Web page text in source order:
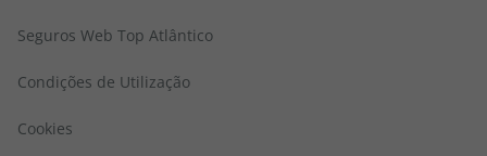
Seguros Web Top Atlântico
Condições de Utilização
Cookies